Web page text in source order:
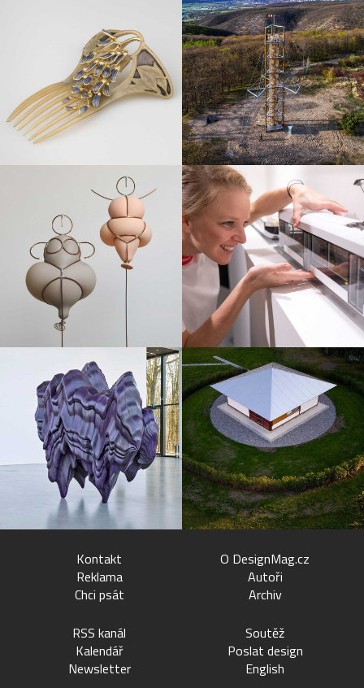
Kontakt
Reklama
Chci psát
O DesignMag.cz
Autoři
Archiv
RSS kanál
Kalendář
Newsletter
Soutěž
Poslat design
English